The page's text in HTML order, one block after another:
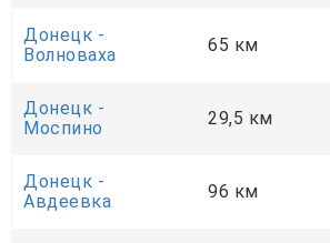
Донецк -
Волноваха
65 км
Донецк -
Моспино
29,5 км
Донецк -
Авдеевка
96 км